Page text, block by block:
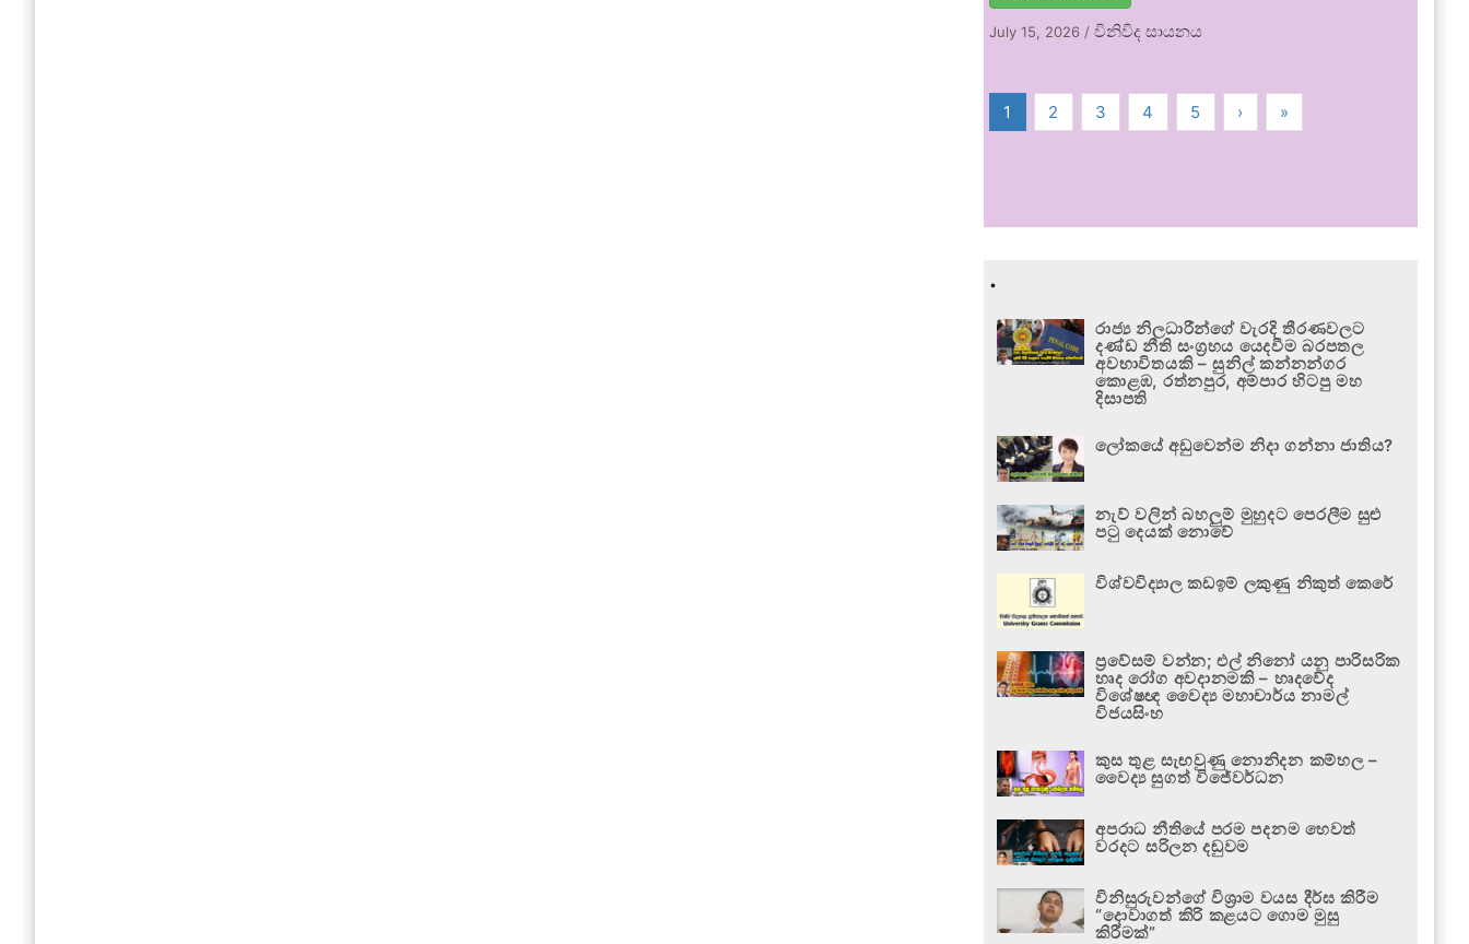
July 15, 2026 /විනිවිද සායනය
1 2 3 4 5 › »
.
රාජ්‍ය නිලධාරීන්ගේ වැරදි තීරණවලට
දණ්ඩ නීති සංග්‍රහය යෙදවීම බරපතල
අවභාවිතයකි – සුනිල් කන්නන්ගර
කොළඹ, රත්නපුර, අම්පාර හිටපු මහ
දිසාපති
ලෝකයේ අඩුවෙන්ම නිදා ගන්නා ජාතිය?
නැව් වලින් බහලුම් මුහුදට පෙරලීම සුළු
පටු දෙයක් නොවේ
විශ්වවිද්‍යාල කඩඉම් ලකුණු නිකුත් කෙරේ
ප්‍රවේසම් වන්න; එල් නිනෝ යනු පාරිසරික
හෘද රෝග අවදානමකි – හෘදවේද
විශේෂඥ වෛද්‍ය මහාචාර්ය නාමල්
විජයසිංහ
කුස තුළ සැඟවුණු නොනිදන කම්හල –
වෛද්‍ය සුගත් විජේවර්ධන
අපරාධ නීතියේ පරම පදනම හෙවත්
වරදට සරිලන දඬුවම
විනිසුරුවන්ගේ විශ්‍රාම වයස දීර්ඝ කිරීම
“දොවාගත් කිරි කළයට ගොම මුසු
කිරීමක්”